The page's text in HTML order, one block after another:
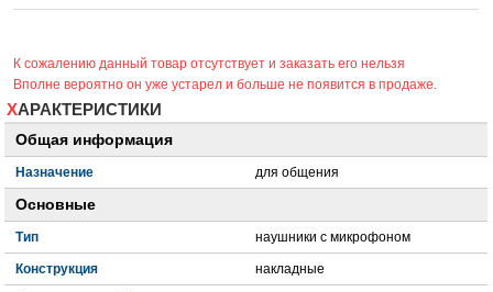
К сожалению данный товар отсутствует и заказать его нельзя
Вполне вероятно он уже устарел и больше не появится в продаже.
ХАРАКТЕРИСТИКИ
Общая информация
Назначение для общения
Основные
Тип наушники с микрофоном
Конструкция накладные